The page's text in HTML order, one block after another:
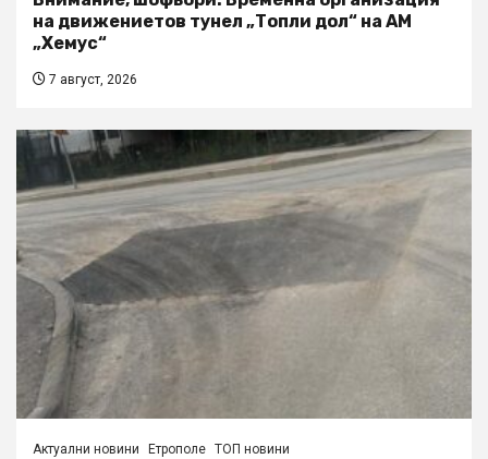
на движениетов тунел „Топли дол“ на АМ
„Хемус“
7 август, 2026
Актуални новини Етрополе ТОП новини